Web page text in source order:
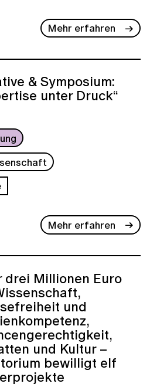
Mehr erfahren
& Symposium:
unter Druck“
Mehr erfahren
drei Millionen Euro
und
und Kultur –
bewilligt elf